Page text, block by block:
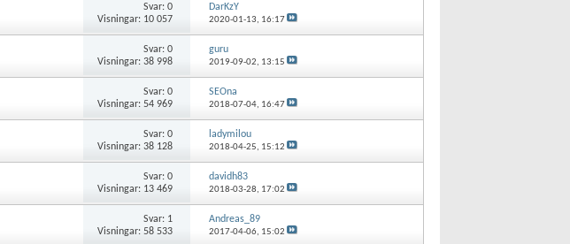
Svar:0
Visningar: 10 057
DarKzY
2020-01-13, 16:17
Svar:0
Visningar: 38 998
guru
2019-09-02, 13:15
Svar:0
Visningar: 54 969
SEOna
2018-07-04, 16:47
Svar:0
Visningar: 38 128
ladymilou
2018-04-25, 15:12
Svar:0
Visningar: 13 469
davidh83
2018-03-28, 17:02
Svar: 1
Visningar: 58 533
Andreas_89
2017-04-06, 15:02